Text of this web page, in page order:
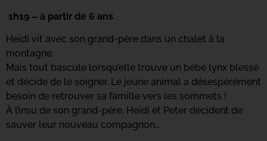
1h19 – à partir de 6 ans
Heidi vit avec son grand-père dans un chalet à la
montagne.
Mais tout bascule lorsqu’elle trouve un bébé lynx blessé
et décide de le soigner. Le jeune animal a désespérément
besoin de retrouver sa famille vers les sommets !
À l’insu de son grand-père, Heidi et Peter décident de
sauver leur nouveau compagnon…